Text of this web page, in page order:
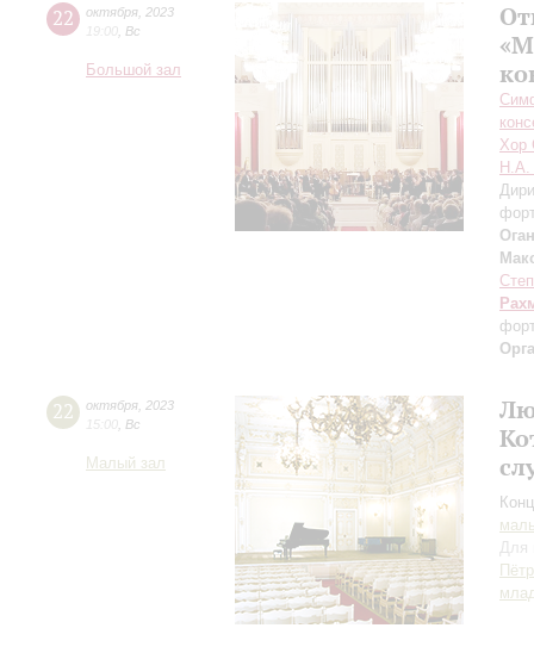
22 октября 2023
19:00 Вс
Большой зал
Хор
Н.А.
22 октября 2023
15:00 Вс
Малый зал
Для